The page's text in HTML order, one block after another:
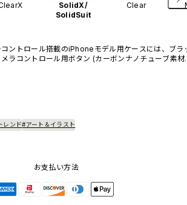
SolidX/
SolidSuit
Clear
コントロール搭載のiPhoneモデル用ケースには、ブラ
ラコントロール用ボタン (カーボンナノチューブ素材)
レンド#アート＆イラスト
お支払い方法